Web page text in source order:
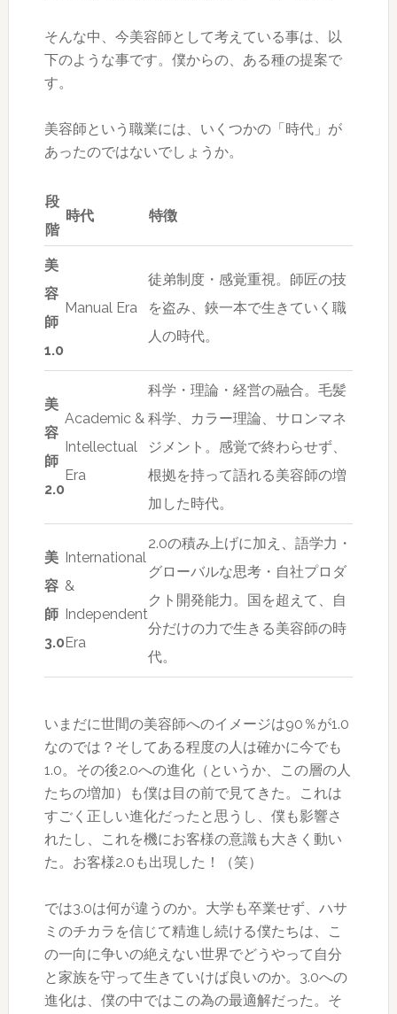
そんな中、今美容師として考えている事は、以
下のような事です。僕からの、ある種の提案で
す。
美容師という職業には、いくつかの「時代」が
あったのではないでしょうか。
段
階
時代 特徴
美
容
師
1.0
Manual Era
徒弟制度・感覚重視。師匠の技
を盗み、鋏一本で生きていく職
人の時代。
美
容
師
2.0
Academic &
Intellectual
Era
科学・理論・経営の融合。毛髪
科学、カラー理論、サロンマネ
ジメント。感覚で終わらせず、
根拠を持って語れる美容師の増
加した時代。
美
容
師
3.0
International
&
Independent
Era
2.0の積み上げに加え、語学力・
グローバルな思考・自社プロダ
クト開発能力。国を超えて、自
分だけの力で生きる美容師の時
代。
いまだに世間の美容師へのイメージは90％が1.0
なのでは？そしてある程度の人は確かに今でも
1.0。その後2.0への進化（というか、この層の人
たちの増加）も僕は目の前で見てきた。これは
すごく正しい進化だったと思うし、僕も影響さ
れたし、これを機にお客様の意識も大きく動い
た。お客様2.0も出現した！（笑）
では3.0は何が違うのか。大学も卒業せず、ハサ
ミのチカラを信じて精進し続ける僕たちは、こ
の一向に争いの絶えない世界でどうやって自分
と家族を守って生きていけば良いのか。3.0への
進化は、僕の中ではこの為の最適解だった。そ